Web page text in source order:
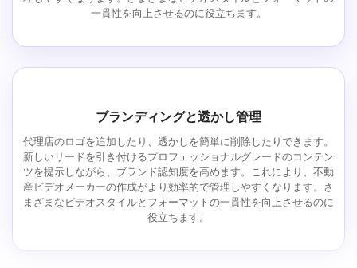
一貫性を向上させるのに役立ちます。
ブランディングと透かし管理
代理店のロゴを追加したり、透かしを簡単に削除したりできます。
新しいリードを引き付けるプロフェッショナルグレードのコンテン
ツを提示しながら、ブランド認知度を高めます。これにより、不動
産ビデオメーカーの作成がより効率的で管理しやすくなります。さ
まざまなビデオスタイルとフォーマットの一貫性を向上させるのに
役立ちます。